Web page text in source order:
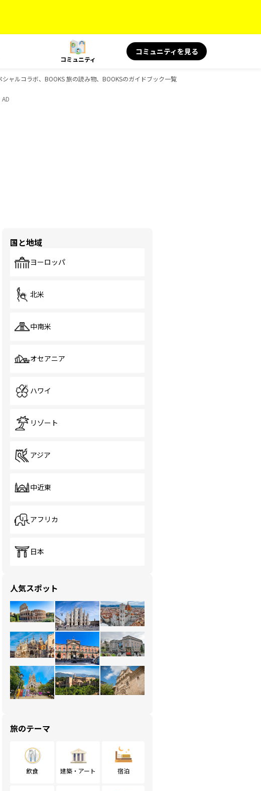
コミュニティ
コミュニティを見る
ャルコラボ、BOOKS 旅の読み物、BOOKSのガイドブック一覧
AD
国と地域
ヨーロッパ
北米
中南米
オセアニア
ハワイ
リゾート
アジア
中近東
アフリカ
日本
人気スポット
旅のテーマ
飲食 建築・アート 宿泊